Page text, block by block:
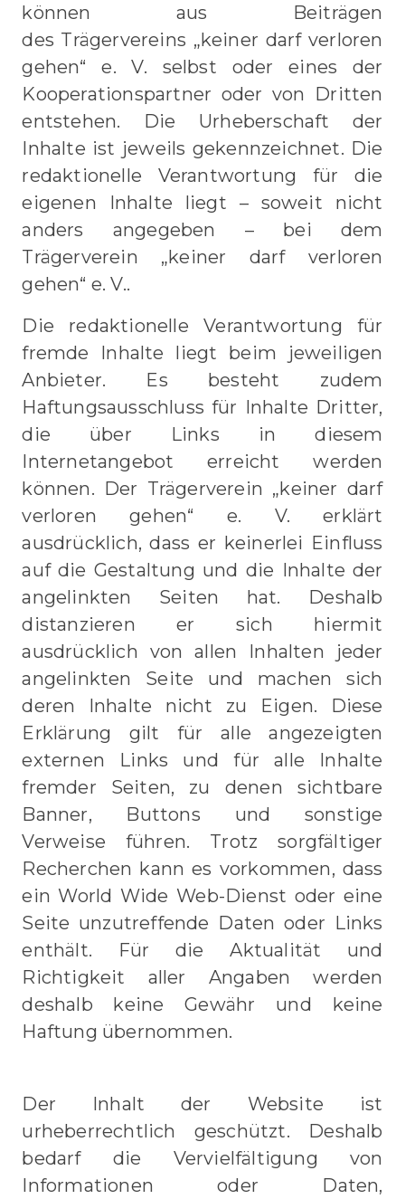
können aus Beiträgen
des Trägervereins „keiner darf verloren
gehen“ e. V. selbst oder eines der
Kooperationspartner oder von Dritten
entstehen. Die Urheberschaft der
Inhalte ist jeweils gekennzeichnet. Die
redaktionelle Verantwortung für die
eigenen Inhalte liegt – soweit nicht
anders angegeben – bei dem
Trägerverein „keiner darf verloren
gehen“ e. V..
Die redaktionelle Verantwortung für
fremde Inhalte liegt beim jeweiligen
Anbieter. Es besteht zudem
Haftungsausschluss für Inhalte Dritter,
die über Links in diesem
Internetangebot erreicht werden
können. Der Trägerverein „keiner darf
verloren gehen“ e. V. erklärt
ausdrücklich, dass er keinerlei Einfluss
auf die Gestaltung und die Inhalte der
angelinkten Seiten hat. Deshalb
distanzieren er sich hiermit
ausdrücklich von allen Inhalten jeder
angelinkten Seite und machen sich
deren Inhalte nicht zu Eigen. Diese
Erklärung gilt für alle angezeigten
externen Links und für alle Inhalte
fremder Seiten, zu denen sichtbare
Banner, Buttons und sonstige
Verweise führen. Trotz sorgfältiger
Recherchen kann es vorkommen, dass
ein World Wide Web-Dienst oder eine
Seite unzutreffende Daten oder Links
enthält. Für die Aktualität und
Richtigkeit aller Angaben werden
deshalb keine Gewähr und keine
Haftung übernommen.
Der Inhalt der Website ist
urheberrechtlich geschützt. Deshalb
bedarf die Vervielfältigung von
Informationen oder Daten,